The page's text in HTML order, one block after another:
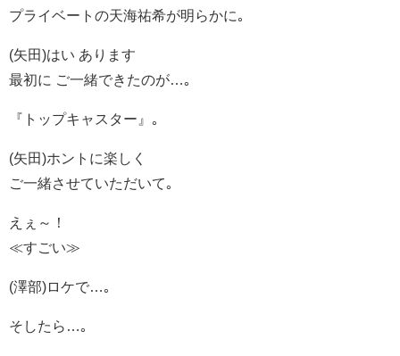
プライベートの天海祐希が明らかに｡
(矢田)はい あります
最初に ご一緒できたのが…｡
『トップキャスター』｡
(矢田)ホントに楽しく
ご一緒させていただいて｡
えぇ～！
≪すごい≫
(澤部)ロケで…｡
そしたら…｡